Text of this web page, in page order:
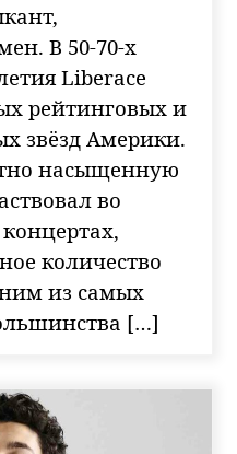
В 50-70-х
Liberace
рейтинговых и
звёзд Америки.
насыщенную
во
количество
из самых
[…]